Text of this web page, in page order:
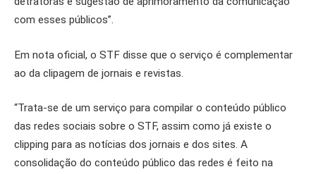
com esses públicos”.
Em nota oficial, o STF disse que o serviço é complementar
ao da clipagem de jornais e revistas.
“Trata-se de um serviço para compilar o conteúdo público
das redes sociais sobre o STF, assim como já existe o
clipping para as notícias dos jornais e dos sites. A
consolidação do conteúdo público das redes é feito na